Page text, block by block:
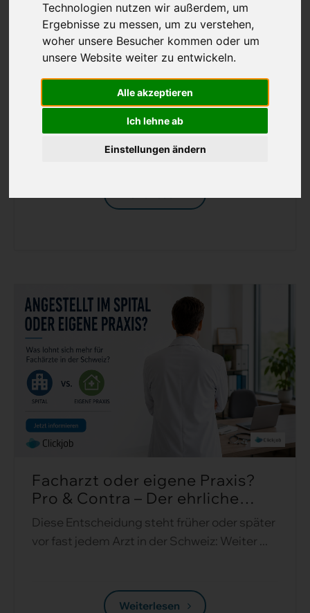
Technologien nutzen wir außerdem, um
Ergebnisse zu messen, um zu verstehen,
woher unsere Besucher kommen oder um
unsere Website weiter zu entwickeln.
Alle akzeptieren
Ich lehne ab
Einstellungen ändern
Ärzt Jobs Schweiz: So finden
Sie die besten Ärztstellen
Schweiz ...
Ärzt Jobs Schweiz: So finden Sie die besten
Ärztstellen Schweiz Der Schwe ...
Facharzt oder eigene Praxis?
Pro & Contra – Der ehrliche
Vergleich 2026 ...
Diese Entscheidung steht früher oder später
Weiterlesen